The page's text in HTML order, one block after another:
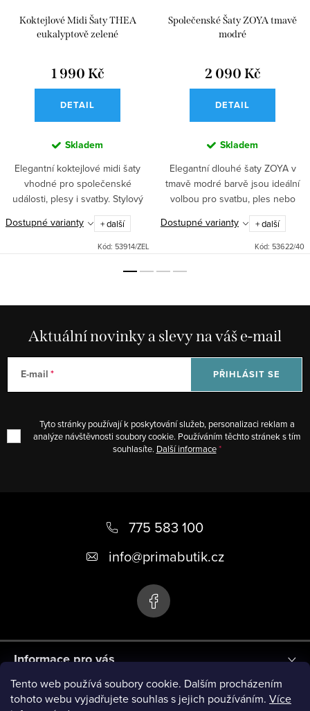
Tento web používá soubory cookie. Dalším procházením
tohoto webu vyjadřujete souhlas s jejich používáním. Více
Koktejlové Midi Šaty THEA
eukalyptově zelené
1 990 Kč
DETAIL
Skladem
Elegantní koktejlové midi šaty
vhodné pro společenské
události, plesy i svatby. Stylový
zelený odstín vynikne také na
zahradní párty. Skvělá volba pro
každou slavnostní...
Dostupné varianty + další
Kód: 53914/ZEL
Společenské Šaty ZOYA tmavě
modré
2 090 Kč
DETAIL
Skladem
Elegantní dlouhé šaty ZOYA v
tmavě modré barvě jsou ideální
volbou pro svatbu, ples nebo
jinou společenskou událost.
Přiléhavý top s úzkými
nastavitelnými ramínky a
Dostupné varianty + další
Kód: 53622/40
Aktuální novinky a slevy na váš e-mail
E-mail
Tyto stránky používají k poskytování služeb, personalizaci reklam a
analýze návštěvnosti soubory cookie. Používáním těchto stránek s tím
souhlasíte. Další informace
PŘIHLÁSIT SE
775 583 100
info@primabutik.cz
Informace pro vás
Blog